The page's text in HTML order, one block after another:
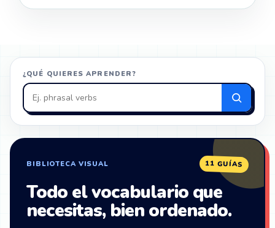
¿QUÉ QUIERES APRENDER?
Buscar
en
ZonaIngles
BIBLIOTECA VISUAL 11 GUÍAS
Todo el vocabulario que
necesitas, bien ordenado.